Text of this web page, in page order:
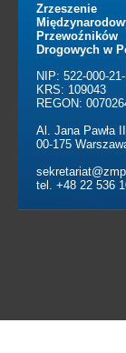
Zrzeszenie
Przewoźników
Drogowych w
NIP: 522-000-
KRS: 109043
REGON:
Al. Jana Pawła
00-175
tel. +48 22 536